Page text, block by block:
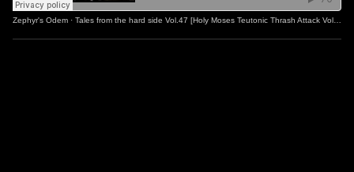
Zephyr's Odem · Tales from the hard side Vol.47 [Holy Moses Teutonic Thrash Attack Vol.2]